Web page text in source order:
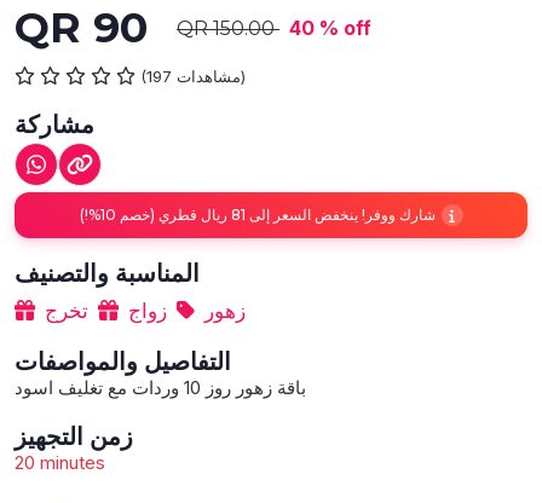
QR 90 QR 150.00 40 % off
(197 مشاهدات)
مشاركة
شارك ووفر! ينخفض السعر إلى 81 ريال قطري (خصم 10%!)
المناسبة والتصنيف
تخرج زواج زهور
التفاصيل والمواصفات
باقة زهور روز 10 وردات مع تغليف اسود
زمن التجهيز
20 minutes